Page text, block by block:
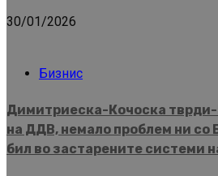
30/01/2026
Бизнис
Димитриеска-Кочоска
на ДДВ, немало проблем ни со
бил во застарените системи